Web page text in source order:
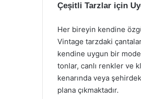
Çeşitli Tarzlar için
Her bireyin kendine
Vintage tarzdaki
kendine uygun bir
tonlar, canlı renkler ve
kenarında veya
plana çıkmaktadır.